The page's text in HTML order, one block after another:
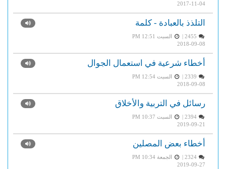
2017-11-04
التلذذ بالعبادة - كلمة
السبت PM 12:51
2018-09-08
أخطاء شرعية في استعمال الجوال
السبت PM 12:54
2018-09-08
رسائل في التربية والأخلاق
2394 |
السبت PM 10:37
2019-09-21
أخطاء بعض المصلين
2324 |
الجمعة PM 10:34
2019-09-27